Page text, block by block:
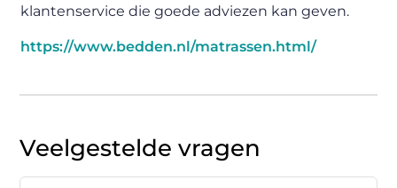
klantenservice die goede adviezen kan geven.
https://www.bedden.nl/matrassen.html/
Veelgestelde vragen